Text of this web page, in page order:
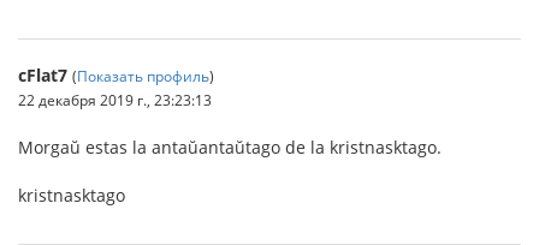
cFlat7 (Показать профиль)
22 декабря 2019 г., 23:23:13
Morgaŭ estas la antaŭantaŭtago de la kristnasktago.
kristnasktago